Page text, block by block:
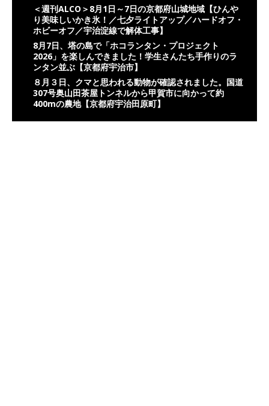
＜週刊ALCO＞8月1日～7日の京都府山城地域【ひんや
り美味しいかき氷！／七夕ライトアップ／ハードオフ・
ホビーオフ／宇治淀線で解体工事】
8月7日、塔の島で「ホコランタン・プロジェクト
2026」を楽しんできました！学生さんたち手作りのラ
ンタン並ぶ【京都府宇治市】
８月３日、クマと思われる動物が確認されました。国道
307号奥山田茶屋トンネルから甲賀市に向かって約
400mの農地【京都府宇治田原町】